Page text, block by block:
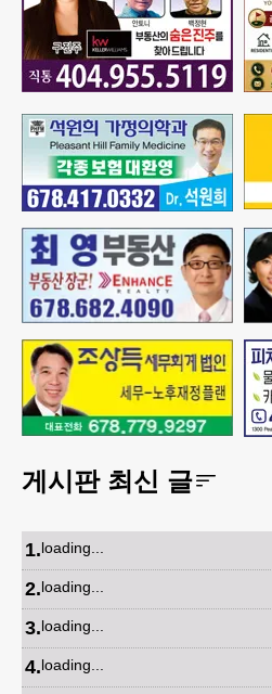
게시판 최신 글
1.loading...
2.loading...
3.loading...
4.loading...